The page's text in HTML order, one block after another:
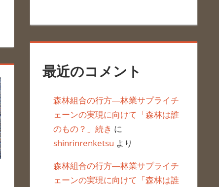
最近のコメント
森林組合の行方―林業サプライチ
ェーンの実現に向けて「森林は誰
のもの？」続き に
shinrinrenketsu より
森林組合の行方―林業サプライチ
ェーンの実現に向けて「森林は誰